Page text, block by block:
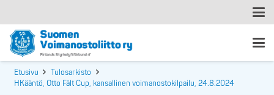
Etusivu
Tulosarkisto
HKääntö, Otto Fält Cup, kansallinen voimanostokilpailu, 24.8.2024